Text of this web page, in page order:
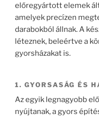
előregyártott elemek
amelyek precízen
darabokból állnak. A
léteznek, beleértve a
gyorsházakat is.
1. GYORSASÁG ÉS
Az egyik legnagyobb
nyújtanak, a gyors